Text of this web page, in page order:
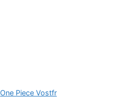
Catégories
One Piece Vostfr